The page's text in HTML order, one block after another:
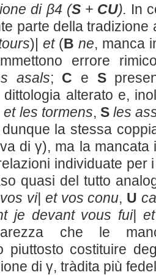
di β4 (S+ CU). In
parte della tradizione
)| et (B ne, manca
errore
asals; C e S
dittologia alterato e,
les tormens, Sles
la stessa
di γ), ma la
individuate per
quasi del tutto
vi| et vos conu, U
je devant vous fui|
che le
piuttosto costituire
di γ, tràdita più